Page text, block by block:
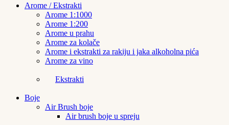
Arome / Ekstrakti
Arome 1:1000
Arome 1:200
Arome u prahu
Arome za kolače
Arome i ekstrakti za rakiju i jaka alkoholna pića
Arome za vino
Ekstrakti
Boje
Air Brush boje
Air brush boje u spreju